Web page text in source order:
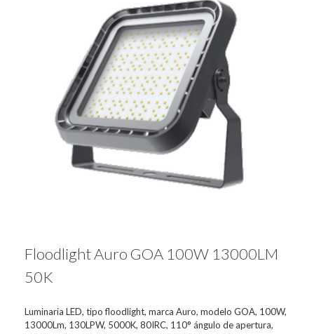
Floodlight Auro GOA 100W 13000LM
50K
Luminaria LED, tipo floodlight, marca Auro, modelo GOA, 100W,
13000Lm, 130LPW, 5000K, 80IRC, 110° ángulo de apertura,